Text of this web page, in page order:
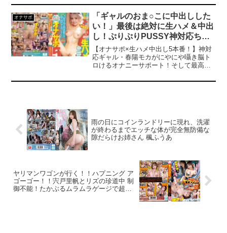
まった。ある日、2階から変な音がするの
で義母が覗いてみると義理の息子がオナ
ニーしてる。何度射精しても果てない義
理の息子を本気で心配する元ヤリマン義
母。口でするなら浮気じゃない…義母が
一肌脱ぐ…ついでにパンティも脱いで性
欲モンスタームスコを救う。
オナサポ
「ギャルのおま○こに中出しした
い！」最後は絶対に生ハメ＆中出
し！ぷりぷりPUSSY神対応ちん
ビン脳トロ オナサポ5本番 春陽モ
カ
【オナサポ×生ハメ中出し5本番！】神対
応ギャル・春陽モカがにやにや囁き脳ト
ロけるオナニーサポート！そして最高潮
ンコに生挿入！最後は絶対どっぷり中出
玉空っぽでも精子搾られ続けてチンシコ
捗りまくり！五感を刺激するASMRバイ
ノーラル録音でお届けします！※この作
雨の日にコインランドリーに現れ、洗濯
が終わるまでエッチな体が完全無防備な
隙だらけお姉さん 楓ふうあ
ヤリマンワゴンが行く！！ハプニング ア
ゴーゴー！！宍戸里帆とリズの珍道中 制
御不能！たかぶるムラムラゲージで超加